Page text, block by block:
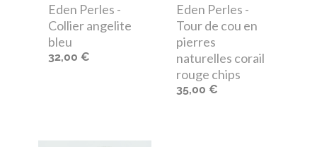
Eden Perles -
Collier angelite
bleu
32,00 €
Eden Perles -
Tour de cou en
pierres
naturelles corail
rouge chips
35,00 €